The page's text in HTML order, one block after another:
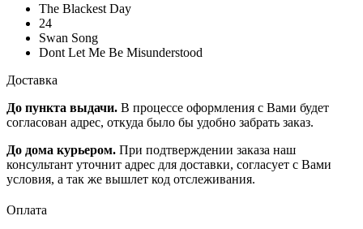
The Blackest Day
24
Swan Song
Dont Let Me Be Misunderstood
Доставка
До пункта выдачи. В процессе оформления с Вами будет
согласован адрес, откуда было бы удобно забрать заказ.
До дома курьером. При подтверждении заказа наш
консультант уточнит адрес для доставки, согласует с Вами
условия, а так же вышлет код отслеживания.
Оплата